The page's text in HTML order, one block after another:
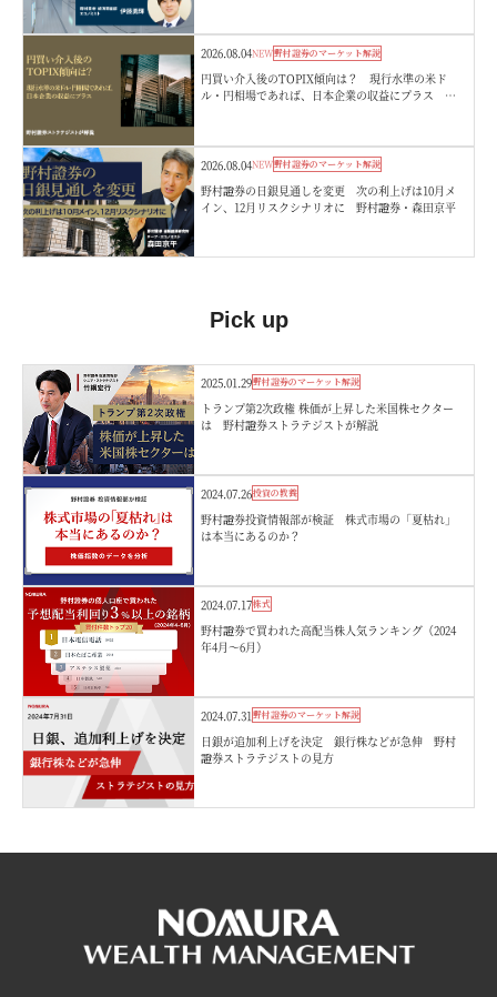
2026.08.04NEW野村證券のマーケット解説
円買い介入後のTOPIX傾向は？ 現行水準の米ド
ル・円相場であれば、日本企業の収益にプラス 野
2026.08.04NEW野村證券のマーケット解説
野村證券の日銀見通しを変更 次の利上げは10月メ
イン、12月リスクシナリオに 野村證券・森田京平
Pick up
2025.01.29野村證券のマーケット解説
トランプ第2次政権 株価が上昇した米国株セクター
は 野村證券ストラテジストが解説
2024.07.26投資の教養
野村證券投資情報部が検証 株式市場の「夏枯れ」
は本当にあるのか？
2024.07.17株式
野村證券で買われた高配当株人気ランキング（2024
年4月～6月）
2024.07.31 野村證券のマーケット解説
日銀が追加利上げを決定 銀行株などが急伸 野村
證券ストラテジストの見方